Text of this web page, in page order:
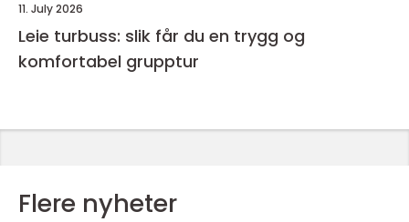
11. July 2026
Leie turbuss: slik får du en trygg og
komfortabel grupptur
Flere nyheter